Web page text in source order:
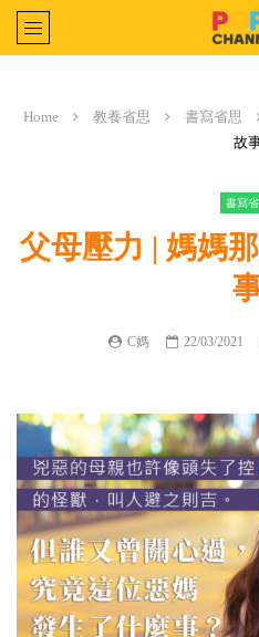
Home 教養省思 書寫省思
故
書寫
父母壓力 | 媽媽
C媽 22/03/2021